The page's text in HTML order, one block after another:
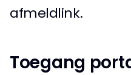
afmeldlink.
Toegang